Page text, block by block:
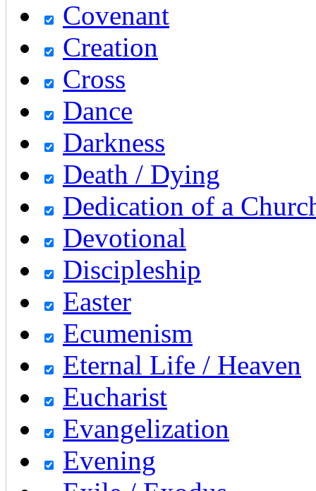
Covenant
Creation
Cross
Dance
Darkness
Death / Dying
Dedication of a
Devotional
Discipleship
Easter
Ecumenism
Eternal Life / Heaven
Eucharist
Evangelization
Evening